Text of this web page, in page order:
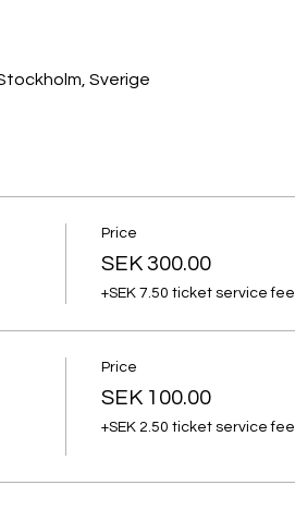
Sverige
Price
SEK 300.00
+SEK 7.50 ticket service fee
Price
SEK 100.00
+SEK 2.50 ticket service fee